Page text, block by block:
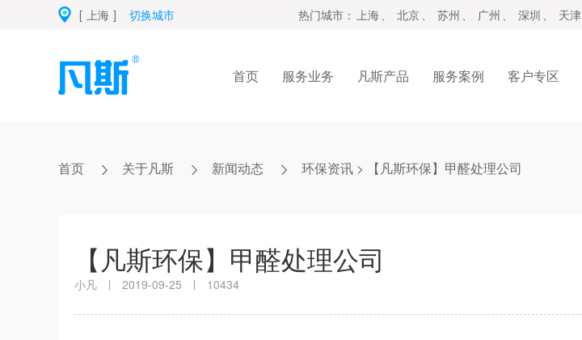
[ 上海 ] 切换城市 热门城市： 上海 、 北京 、 苏州 、 广州 、 深圳 、 天津
首页 服务业务 凡斯产品 服务案例 客户专区
首页 关于凡斯 新闻动态 环保资讯 > 【凡斯环保】甲醛处理公司
【凡斯环保】甲醛处理公司
小凡 2019-09-25 10434